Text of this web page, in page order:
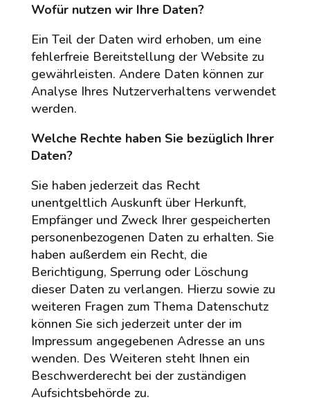
Wofür nutzen wir Ihre Daten?
Ein Teil der Daten wird erhoben, um eine
fehlerfreie Bereitstellung der Website zu
gewährleisten. Andere Daten können zur
Analyse Ihres Nutzerverhaltens verwendet
werden.
Welche Rechte haben Sie bezüglich Ihrer
Daten?
Sie haben jederzeit das Recht
unentgeltlich Auskunft über Herkunft,
Empfänger und Zweck Ihrer gespeicherten
personenbezogenen Daten zu erhalten. Sie
haben außerdem ein Recht, die
Berichtigung, Sperrung oder Löschung
dieser Daten zu verlangen. Hierzu sowie zu
weiteren Fragen zum Thema Datenschutz
können Sie sich jederzeit unter der im
Impressum angegebenen Adresse an uns
wenden. Des Weiteren steht Ihnen ein
Beschwerderecht bei der zuständigen
Aufsichtsbehörde zu.